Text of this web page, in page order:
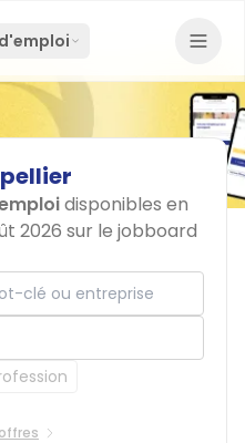
disponibles en
2026 sur le jobboard
ou entreprise